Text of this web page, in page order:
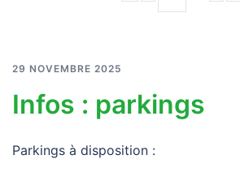
29 NOVEMBRE 2025
Infos : parkings
Parkings à disposition :